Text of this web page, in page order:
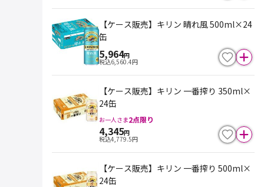
【ケース販売】キリン 晴れ風 500ml×24
缶
5,964円
税込6,560.4円
【ケース販売】キリン 一番搾り 350ml×
24缶
お一人さま2点限り
4,345円
税込4,779.5円
【ケース販売】キリン 一番搾り 500ml×
24缶